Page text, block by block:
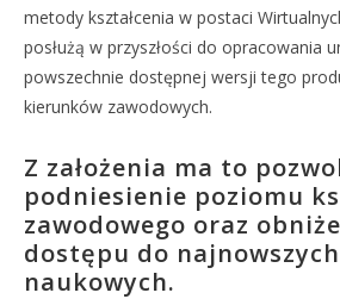
metody kształcenia w postaci
posłużą w przyszłości do opracowania
powszechnie dostępnej wersji tego
kierunków zawodowych.
Z założenia ma to
podniesienie poziomu
zawodowego oraz
dostępu do
naukowych.